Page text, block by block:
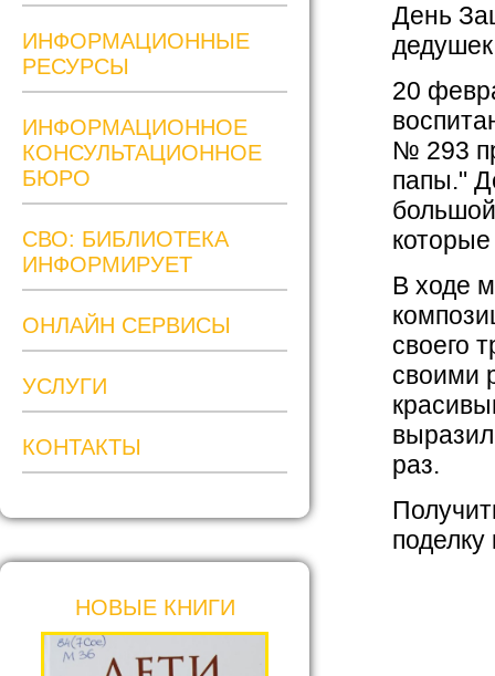
ИНФОРМАЦИОННЫЕ
РЕСУРСЫ
ИНФОРМАЦИОННОЕ
КОНСУЛЬТАЦИОННОЕ
БЮРО
СВО: БИБЛИОТЕКА
ИНФОРМИРУЕТ
ОНЛАЙН СЕРВИСЫ
УСЛУГИ
КОНТАКТЫ
НОВЫЕ КНИГИ
День
20
№ 293
папы."
В ходе
своего
своими
раз.